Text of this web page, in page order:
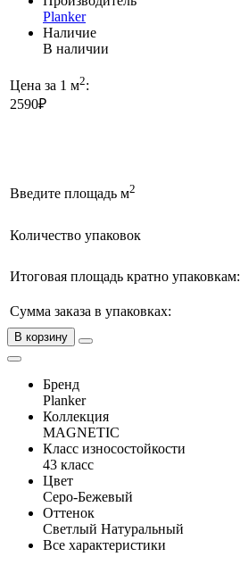
Planker
Наличие
В наличии
Цена за 1 м2:
2590₽
Введите площадь м2
Количество упаковок
Итоговая площадь кратно упаковкам:
Сумма заказа в упаковках:
В корзину
Бренд
Planker
Коллекция
MAGNETIC
Класс износостойкости
43 класс
Цвет
Серо-Бежевый
Оттенок
Светлый Натуральный
Все характеристики